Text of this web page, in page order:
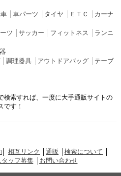
│ 車パーツ タイヤ ＥＴＣ
カーナ
ツ サッカー フィットネス
ランニ
│ 調理器具│ アウトドアバッグ│ テーブ
検索すれば、一度に大手通販サイトの
です！
相互リンク 通販 検索について
ッフ募集│ お問い合わせ